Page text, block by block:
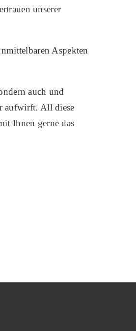
unserer
Aspekten
auch und
aufwirft. All diese
Ihnen gerne das